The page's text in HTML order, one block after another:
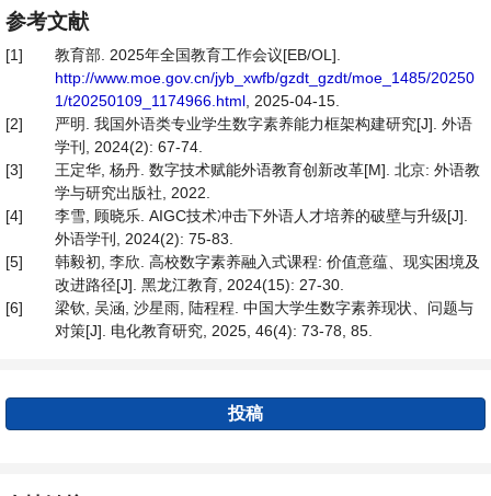
参考文献
[1]
教育部. 2025年全国教育工作会议[EB/OL].
http://www.moe.gov.cn/jyb_xwfb/gzdt_gzdt/moe_1485/20250
1/t20250109_1174966.html , 2025-04-15.
[2]
严明. 我国外语类专业学生数字素养能力框架构建研究[J]. 外语
学刊, 2024(2): 67-74.
[3]
王定华, 杨丹. 数字技术赋能外语教育创新改革[M]. 北京: 外语教
学与研究出版社, 2022.
[4]
李雪, 顾晓乐. AIGC技术冲击下外语人才培养的破壁与升级[J].
外语学刊, 2024(2): 75-83.
[5]
韩毅初, 李欣. 高校数字素养融入式课程: 价值意蕴、现实困境及
改进路径[J]. 黑龙江教育, 2024(15): 27-30.
[6]
梁钦, 吴涵, 沙星雨, 陆程程. 中国大学生数字素养现状、问题与
对策[J]. 电化教育研究, 2025, 46(4): 73-78, 85.
投稿